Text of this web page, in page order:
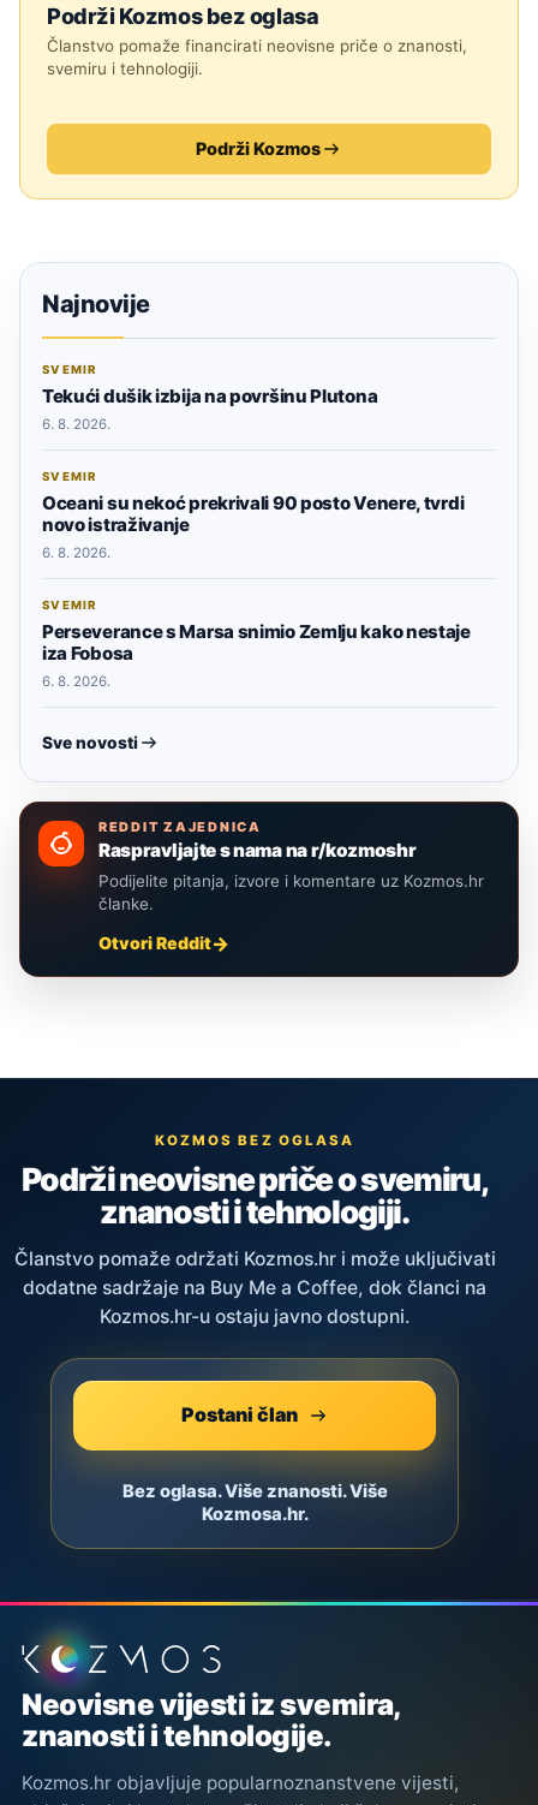
Podrži Kozmos bez oglasa
Članstvo pomaže financirati neovisne priče o znanosti,
svemiru i tehnologiji.
Podrži Kozmos
Najnovije
SVEMIR
Tekući dušik izbija na površinu Plutona
6. 8. 2026.
SVEMIR
Oceani su nekoć prekrivali 90 posto Venere, tvrdi
novo istraživanje
6. 8. 2026.
SVEMIR
Perseverance s Marsa snimio Zemlju kako nestaje
iza Fobosa
6. 8. 2026.
Sve novosti
REDDIT ZAJEDNICA
Raspravljajte s nama na r/kozmoshr
Podijelite pitanja, izvore i komentare uz Kozmos.hr
članke.
Otvori Reddit
KOZMOS BEZ OGLASA
Podrži neovisne priče o svemiru,
znanosti i tehnologiji.
Članstvo pomaže održati Kozmos.hr i može uključivati
dodatne sadržaje na Buy Me a Coffee, dok članci na
Kozmos.hr-u ostaju javno dostupni.
Postani član
Bez oglasa. Više znanosti. Više
Kozmosa.hr.
Podnožje stranice
Neovisne vijesti iz svemira,
znanosti i tehnologije.
Kozmos.hr objavljuje popularnoznanstvene vijesti,